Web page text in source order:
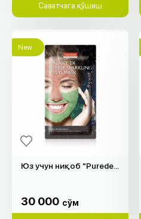
Саватчага қўшиш
New
Юз учун ниқоб "Purederm"
30 000 cўм